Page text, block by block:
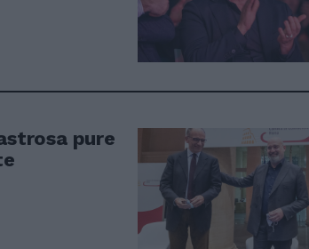
pure